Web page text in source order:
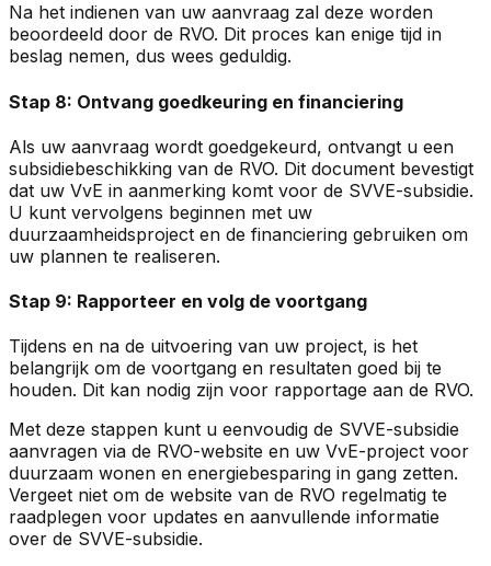
Na het indienen van uw aanvraag zal deze worden
beoordeeld door de RVO. Dit proces kan enige tijd in
beslag nemen, dus wees geduldig.
Stap 8: Ontvang goedkeuring en financiering
Als uw aanvraag wordt goedgekeurd, ontvangt u een
subsidiebeschikking van de RVO. Dit document bevestigt
dat uw VvE in aanmerking komt voor de SVVE-subsidie.
U kunt vervolgens beginnen met uw
duurzaamheidsproject en de financiering gebruiken om
uw plannen te realiseren.
Stap 9: Rapporteer en volg de voortgang
Tijdens en na de uitvoering van uw project, is het
belangrijk om de voortgang en resultaten goed bij te
houden. Dit kan nodig zijn voor rapportage aan de RVO.
Met deze stappen kunt u eenvoudig de SVVE-subsidie
aanvragen via de RVO-website en uw VvE-project voor
duurzaam wonen en energiebesparing in gang zetten.
Vergeet niet om de website van de RVO regelmatig te
raadplegen voor updates en aanvullende informatie
over de SVVE-subsidie.